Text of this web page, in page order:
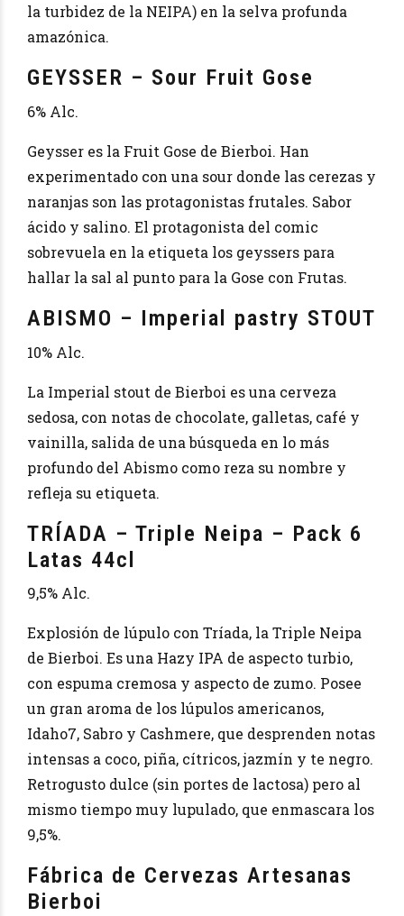
la turbidez de la NEIPA) en la selva profunda
amazónica.
GEYSSER – Sour Fruit Gose
6% Alc.
Geysser es la Fruit Gose de Bierboi. Han
experimentado con una sour donde las cerezas y
naranjas son las protagonistas frutales. Sabor
ácido y salino. El protagonista del comic
sobrevuela en la etiqueta los geyssers para
hallar la sal al punto para la Gose con Frutas.
ABISMO – Imperial pastry STOUT
10% Alc.
La Imperial stout de Bierboi es una cerveza
sedosa, con notas de chocolate, galletas, café y
vainilla, salida de una búsqueda en lo más
profundo del Abismo como reza su nombre y
refleja su etiqueta.
TRÍADA – Triple Neipa – Pack 6
Latas 44cl
9,5% Alc.
Explosión de lúpulo con Tríada, la Triple Neipa
de Bierboi. Es una Hazy IPA de aspecto turbio,
con espuma cremosa y aspecto de zumo. Posee
un gran aroma de los lúpulos americanos,
Idaho7, Sabro y Cashmere, que desprenden notas
intensas a coco, piña, cítricos, jazmín y te negro.
Retrogusto dulce (sin portes de lactosa) pero al
mismo tiempo muy lupulado, que enmascara los
9,5%.
Fábrica de Cervezas Artesanas
Bierboi